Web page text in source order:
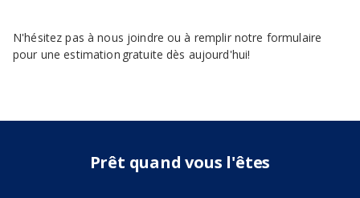
N'hésitez pas à nous joindre ou à remplir notre formulaire
pour une estimation gratuite dès aujourd'hui!
Prêt quand vous l'êtes